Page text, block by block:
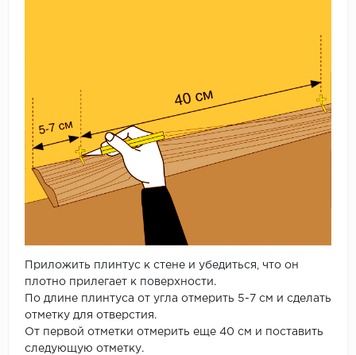
Приложить плинтус к стене и убедиться, что он
плотно прилегает к поверхности.
По длине плинтуса от угла отмерить 5-7 см и сделать
отметку для отверстия.
От первой отметки отмерить еще 40 см и поставить
следующую отметку.